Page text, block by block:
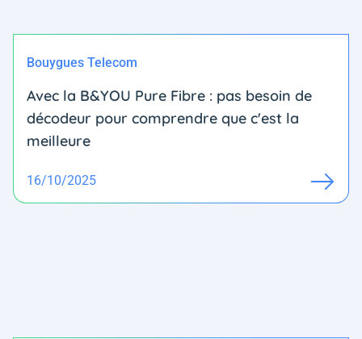
Bouygues Telecom
Avec la B&YOU Pure Fibre : pas besoin de
décodeur pour comprendre que c'est la
meilleure
16/10/2025